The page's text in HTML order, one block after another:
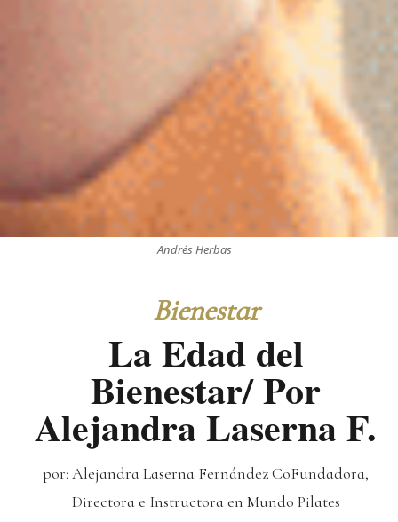
Andrés Herbas
Bienestar
La Edad del
Bienestar/ Por
Alejandra Laserna F.
por: Alejandra Laserna Fernández CoFundadora,
Directora e Instructora en Mundo Pilates